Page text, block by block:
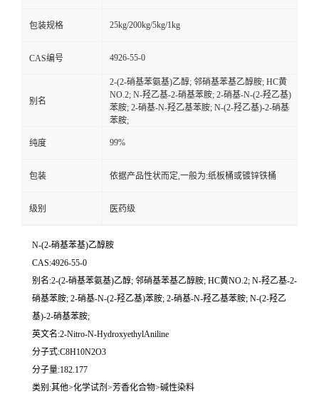
包装规格 25kg/200kg/5kg/1kg
CAS编号 4926-55-0
别名
2-(2-硝基苯氨基)乙醇; 邻硝基苯基乙醇胺; HC黄
NO.2; N-羟乙基-2-硝基苯胺; 2-硝基-N-(2-羟乙基)
苯胺; 2-硝基-N-羟乙基苯胺; N-(2-羟乙基)-2-硝基
苯胺;
纯度 99%
包装 依据产品性状而定,一般为:纸板桶或镀锌铁桶
级别 医药级
N-(2-硝基苯基)乙醇胺
CAS:4926-55-0
别名:2-(2-硝基苯氨基)乙醇; 邻硝基苯基乙醇胺; HC黄NO.2; N-羟乙基-2-
硝基苯胺; 2-硝基-N-(2-羟乙基)苯胺; 2-硝基-N-羟乙基苯胺; N-(2-羟乙
基)-2-硝基苯胺;
英文名:2-Nitro-N-HydroxyethylAniline
分子式:C8H10N2O3
分子量:182.177
类别:其他>化学试剂>芳香化合物>碱性染料